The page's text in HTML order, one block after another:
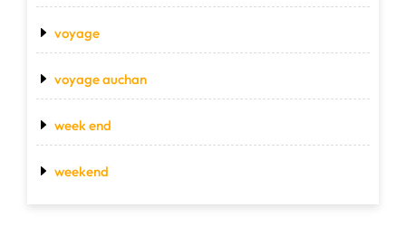
voyage
voyage auchan
week end
weekend